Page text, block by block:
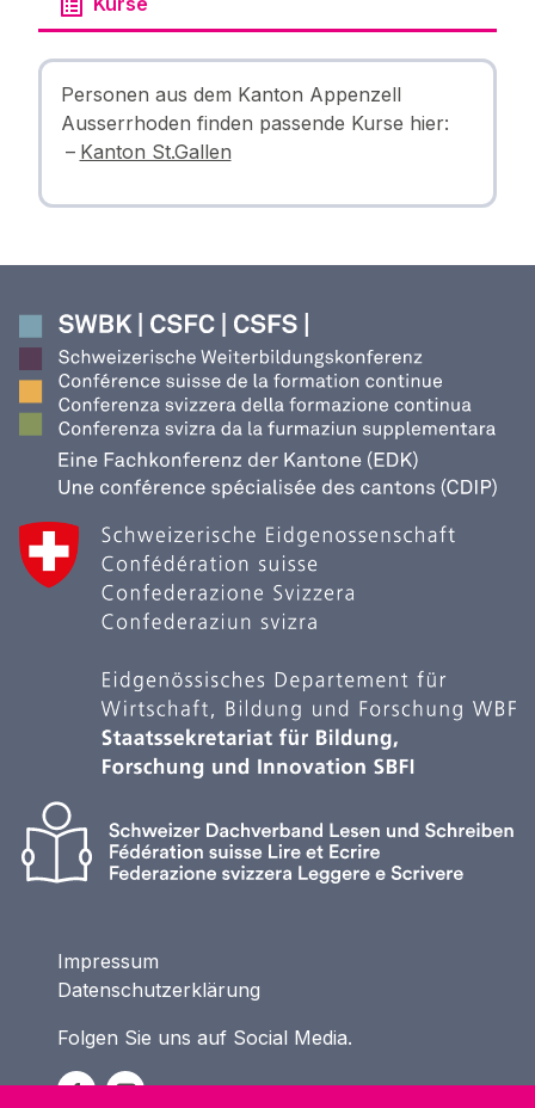
Personen aus dem Kanton Appenzell
Ausserrhoden finden passende Kurse hier:
Kanton St.Gallen
Impressum
Datenschutzerklärung
Folgen Sie uns auf Social Media.